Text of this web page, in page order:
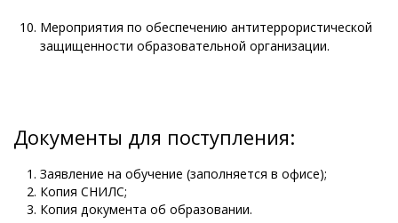
Мероприятия по обеспечению антитеррористической
защищенности образовательной организации.
Документы для поступления:
Заявление на обучение (заполняется в офисе);
Копия СНИЛС;
Копия документа об образовании.